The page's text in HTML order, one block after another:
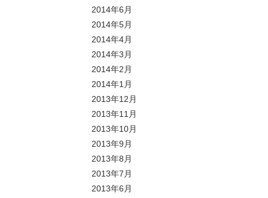
2014年6月
2014年5月
2014年4月
2014年3月
2014年2月
2014年1月
2013年12月
2013年11月
2013年10月
2013年9月
2013年8月
2013年7月
2013年6月